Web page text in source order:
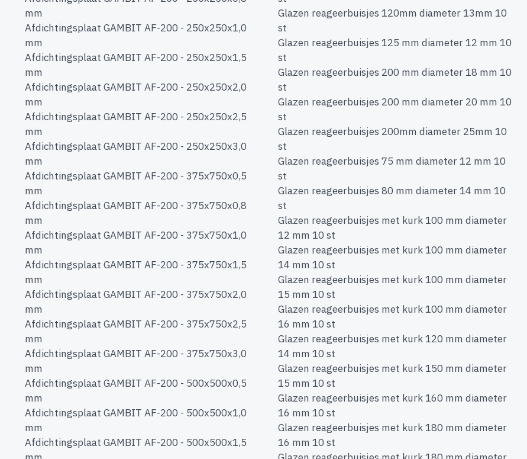
mm
Afdichtingsplaat GAMBIT AF-200 - 250x250x1,0
mm
Afdichtingsplaat GAMBIT AF-200 - 250x250x1,5
mm
Afdichtingsplaat GAMBIT AF-200 - 250x250x2,0
mm
Afdichtingsplaat GAMBIT AF-200 - 250x250x2,5
mm
Afdichtingsplaat GAMBIT AF-200 - 250x250x3,0
mm
Afdichtingsplaat GAMBIT AF-200 - 375x750x0,5
mm
Afdichtingsplaat GAMBIT AF-200 - 375x750x0,8
mm
Afdichtingsplaat GAMBIT AF-200 - 375x750x1,0
mm
Afdichtingsplaat GAMBIT AF-200 - 375x750x1,5
mm
Afdichtingsplaat GAMBIT AF-200 - 375x750x2,0
mm
Afdichtingsplaat GAMBIT AF-200 - 375x750x2,5
mm
Afdichtingsplaat GAMBIT AF-200 - 375x750x3,0
mm
Afdichtingsplaat GAMBIT AF-200 - 500x500x0,5
mm
Afdichtingsplaat GAMBIT AF-200 - 500x500x1,0
mm
Afdichtingsplaat GAMBIT AF-200 - 500x500x1,5
Glazen reageerbuisjes 120mm diameter 13mm 10
st
Glazen reageerbuisjes 125 mm diameter 12 mm 10
st
Glazen reageerbuisjes 200 mm diameter 18 mm 10
st
Glazen reageerbuisjes 200 mm diameter 20 mm 10
st
Glazen reageerbuisjes 200mm diameter 25mm 10
st
Glazen reageerbuisjes 75 mm diameter 12 mm 10
st
Glazen reageerbuisjes 80 mm diameter 14 mm 10
st
Glazen reageerbuisjes met kurk 100 mm diameter
12 mm 10 st
Glazen reageerbuisjes met kurk 100 mm diameter
14 mm 10 st
Glazen reageerbuisjes met kurk 100 mm diameter
15 mm 10 st
Glazen reageerbuisjes met kurk 100 mm diameter
16 mm 10 st
Glazen reageerbuisjes met kurk 120 mm diameter
14 mm 10 st
Glazen reageerbuisjes met kurk 150 mm diameter
15 mm 10 st
Glazen reageerbuisjes met kurk 160 mm diameter
16 mm 10 st
Glazen reageerbuisjes met kurk 180 mm diameter
16 mm 10 st